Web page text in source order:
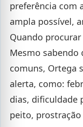
preferência com
ampla possível,
Quando
Mesmo sabendo
comuns, Ortega
alerta, como:
dias, dificuldade
peito,